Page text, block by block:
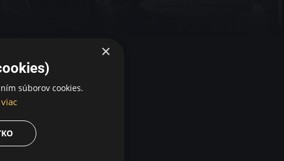
×
súborov cookies.